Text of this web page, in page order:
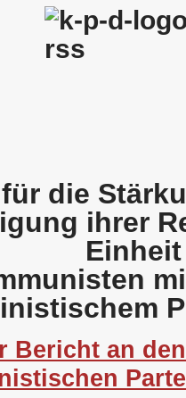
die
ihrer
Einheit
Bericht an